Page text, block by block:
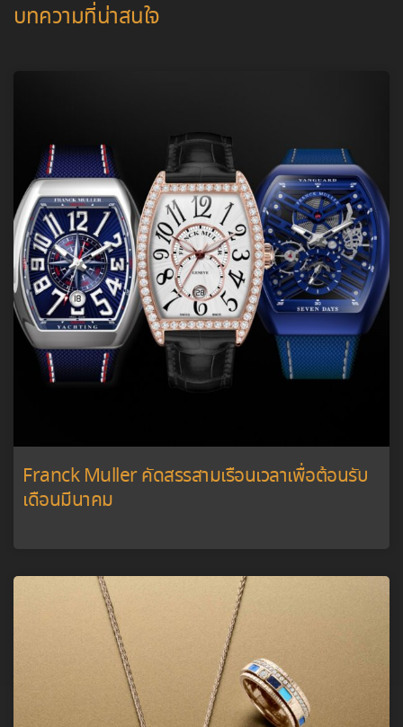
บทความที่น่าสนใจ
Franck Muller คัดสรรสามเรือนเวลาเพื่อต้อนรับ
เดือนมีนาคม